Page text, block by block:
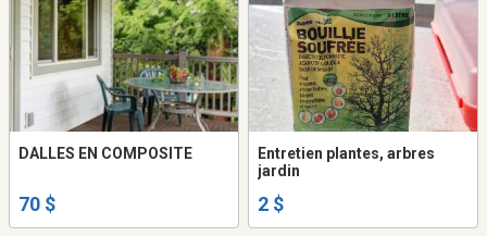
DALLES EN COMPOSITE
70 $
Entretien plantes, arbres
jardin
2 $